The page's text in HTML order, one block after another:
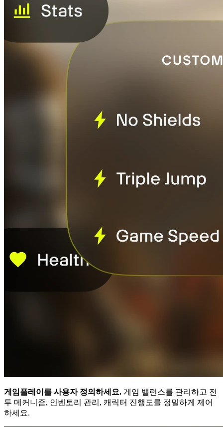
게임플레이를 사용자 정의하세요. 게임 밸런스를 관리하고 전
투 메커니즘, 인벤토리 관리, 캐릭터 진행도를 정밀하게 제어
하세요.